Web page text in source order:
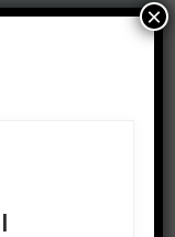
×